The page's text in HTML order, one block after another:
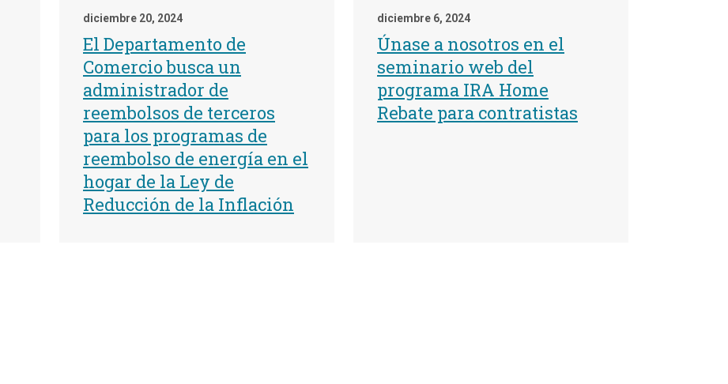
diciembre 20, 2024
El Departamento de
Comercio busca un
administrador de
reembolsos de terceros
para los programas de
reembolso de energía en el
hogar de la Ley de
Reducción de la Inflación
diciembre 6, 2024
Únase a nosotros en el
seminario web del
programa IRA Home
Rebate para contratistas